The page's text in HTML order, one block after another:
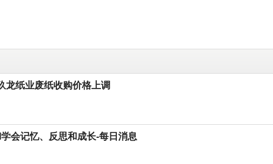
龙纸业废纸收购价格上调
会记忆、反思和成长-每日消息